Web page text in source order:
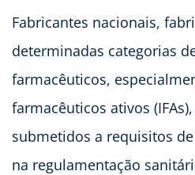
Fabricantes nacionais,
determinadas categorias
farmacêuticos,
farmacêuticos ativos
submetidos a requisitos
na regulamentação